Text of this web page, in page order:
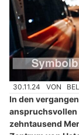
30.11.24 VON
In den
anspruchsvollen
zehntausend